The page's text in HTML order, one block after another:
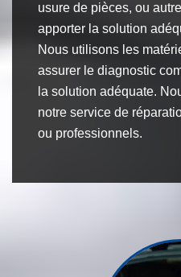
usure de pièces, ou
apporter la solution
Nous utilisons les
assurer le diagnostic
la solution adéquate.
notre service de
ou professionnels.